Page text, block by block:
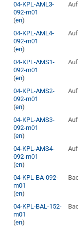
04-KPL-AML3-
092-m01
(en)
04-KPL-AML4-
092-m01
(en)
04-KPL-AMS1-
092-m01
(en)
04-KPL-AMS2-
092-m01
(en)
04-KPL-AMS3-
092-m01
(en)
04-KPL-AMS4-
092-m01
(en)
04-KPL-BA-092-
m01
(en)
04-KPL-BAL-152-
m01
(en)